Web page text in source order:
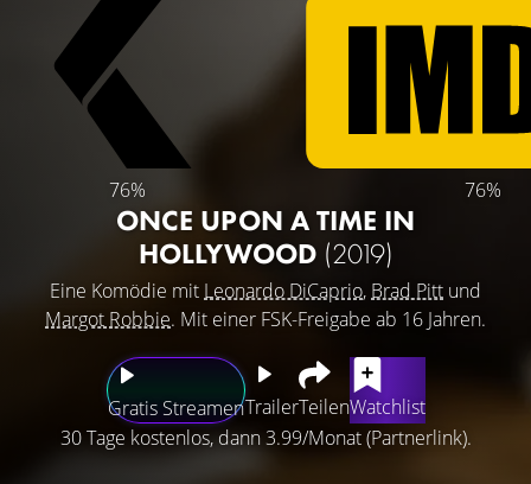
76% 76%
ONCE UPON A TIME IN
HOLLYWOOD (2019)
Eine Komödie mit Leonardo DiCaprio, Brad Pitt und
Margot Robbie. Mit einer FSK-Freigabe ab 16 Jahren.
Gratis StreamenTrailerTeilenWatchlist
30 Tage kostenlos, dann 3.99/Monat (Partnerlink).